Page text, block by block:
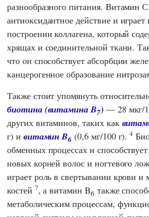
разнообразного питания. Витамин
антиоксидантное действие и
построении коллагена, который
хрящах и соединительной ткани.
что он способствует абсорбции
канцерогенное образование
Также стоит упомянуть
биотина (витамина B7) — 28 мкг/
других витаминов, таких как
г) и витамин B6 (0,6 мг/100 г).4
обменных процессах и
новых корней волос и ногтевого
играет роль в свертывании крови и
костей 7, а витамин B6 также
метаболическим процессам,